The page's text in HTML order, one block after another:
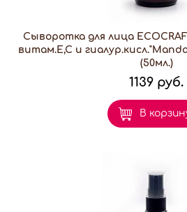
Сыворотка для лица
витам.Е,С и
(50мл.)
1139 руб.
В